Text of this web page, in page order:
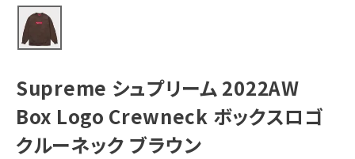
Tシャツ・ロングスリーブ
パーカー・トレーナー
キャップ・ハット
ニット帽・ビーニー
Supreme シュプリーム 2022AW
Box Logo Crewneck ボックスロゴ
クルーネック ブラウン